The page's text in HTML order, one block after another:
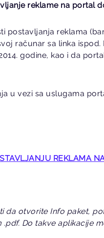
reklame na portal
postavljanja reklama
računar sa linka
godine, kao i da
u vezi sa uslugama
REKLAMA
da otvorite Info paket,
Do takve aplikacije